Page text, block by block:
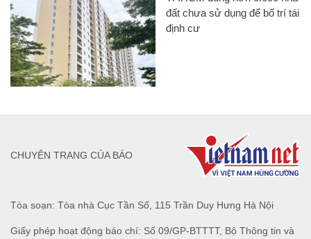
đất chưa sử dụng để bố trí tái
định cư
Tòa soạn: Tòa nhà Cục Tần Số, 115 Trần Duy Hưng Hà Nội
Giấy phép hoạt động báo chí: Số 09/GP-BTTTT, Bộ Thông tin và
CHUYÊN TRANG CỦA BÁO